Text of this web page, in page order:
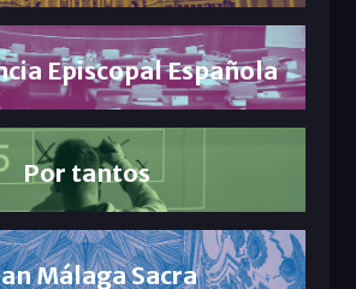
Episcopal Española
Por tantos
Málaga Sacra